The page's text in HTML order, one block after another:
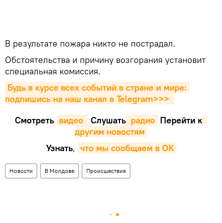
В результате пожара никто не пострадал.
Обстоятельства и причину возгорания установит
специальная комиссия.
Будь в курсе всех событий в стране и мире:
подпишись на наш канал в Telegram>>>
Смотреть видео Cлушать радио Перейти к
другим новостям
Узнать, что мы сообщаем в OK
Новости В Молдове Происшествия